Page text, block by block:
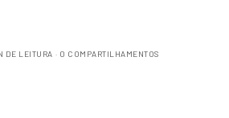
DE LEITURA 0 COMPARTILHAMENTOS